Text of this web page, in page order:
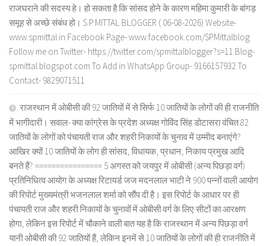
राजघराने की सदस्य हे। हो सकता है कि सांसद होने के कारण महिमा कुमारी के बांगड़
समूह से अच्छे संबंध हो। S.P.MITTAL BLOGGER ( 06-08-2026) Website-
www.spmittal.in Facebook Page- www.facebook.com/SPMittalblog
Follow me on Twitter- https://twitter.com/spmittalblogger?s=11 Blog-
spmittal.blogspot.com To Add in WhatsApp Group- 9166157932 To
Contact- 9829071511
राजस्थान में ओबीसी की 92 जातियों में से सिर्फ 10 जातियों के लोगों की ही राजनीति
में भागीदारी। सवाल- क्या कांग्रेस के प्रदेश अध्यक्ष गोविंद सिंह डोटासरा वंचित 82
जातियों के लोगों को पंचायती राज और शहरी निकायों के चुनाव में उम्मीद बनाएंगे?
आखिर क्यों 10 जातियों के लोग ही सांसद, विधायक, प्रधान, निकाय प्रमुख आदि
बनते हैं? ================ 5 अगस्त को जयपुर में ओबीसी (अन्य पिछड़ा वर्ग)
प्रतिनिधित्व आयोग के अध्यक्ष रिटायर्ड जज मदनलाल भाटी ने 900 पन्नों वाली आयोग
की रिपोर्ट मुख्यमंत्री भजनलाल शर्मा को सौंप दी है। इस रिपोर्ट के आधार पर ही
पंचायती राज और शहरी निकायों के चुनावों में ओबीसी वर्ग के लिए सीटों का आरक्षण
होगा, लेकिन इस रिपोर्ट में चौकाने वाली बात यह है कि राजस्थान में अन्य पिछड़ा वर्ग
यानी ओबीसी की 92 जातियों हैं, लेकिन इनमें से 10 जातियों के लोगों की ही राजनीति में